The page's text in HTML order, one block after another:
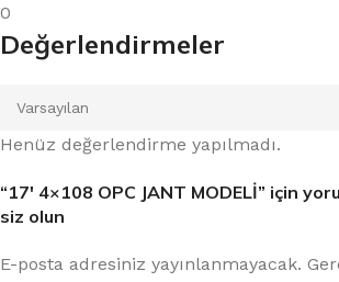
0
Değerlendirmeler
Henüz değerlendirme yapılmadı.
“17′ 4×108 OPC JANT MODELİ” için
siz olun
E-posta adresiniz yayınlanmayacak.